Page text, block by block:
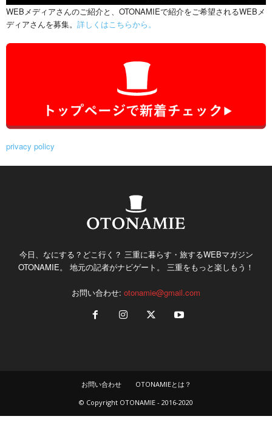
WEBメディアさんのご紹介と、OTONAMIEで紹介をご希望されるWEBメ
ディアさんを募集。 詳しくはこちらから。
privacy policy
今日、なにする？どこ行く？ 三重に暮らす・旅するWEBマガジン
OTONAMIE。 地元の記者がナビゲート。 三重をもっと楽しもう！
お問い合わせ: otonamie@gmail.com
お問い合わせ
OTONAMIEとは？
© Copyright OTONAMIE - 2016-2020